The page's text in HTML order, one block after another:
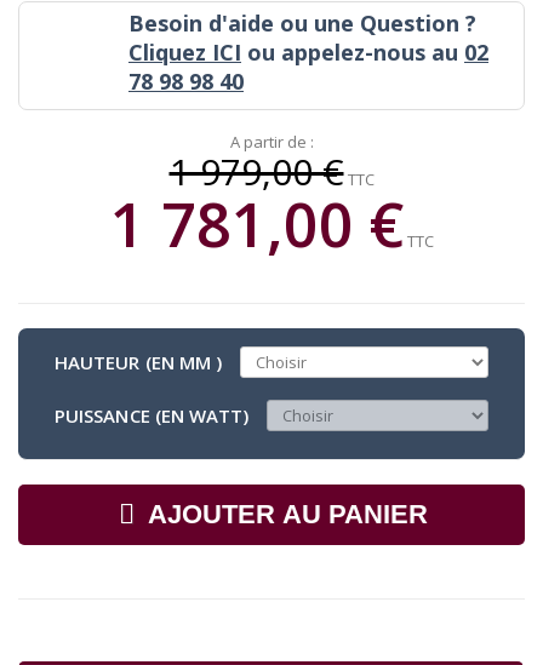
Besoin d'aide ou une Question ?
Cliquez ICI ou appelez-nous au 02
78 98 98 40
A partir de :
1 979,00 €TTC
1 781,00 €TTC
HAUTEUR (EN MM )
PUISSANCE (EN WATT)
AJOUTER AU PANIER